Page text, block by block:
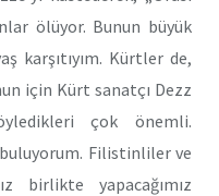
ölüyor. Bunun büyük
karşıtıyım. Kürtler de,
için Kürt sanatçı Dezz
çok önemli.
Filistinliler ve
birlikte yapacağımız